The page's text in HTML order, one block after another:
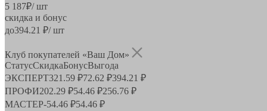
5 187₽/ шт
скидка и бонус
до394.21 ₽/ шт
Клуб покупателей «Ваш Дом»
СтатусСкидкаБонусВыгода
ЭКСПЕРТ321.59 ₽72.62 ₽394.21 ₽
ПРОФИ202.29 ₽54.46 ₽256.76 ₽
МАСТЕР-54.46 ₽54.46 ₽